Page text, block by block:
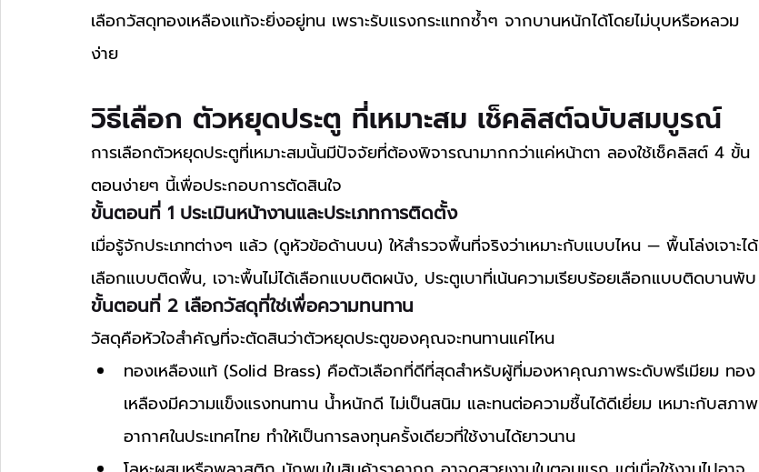
เลือกวัสดุทองเหลืองแท้จะยิ่งอยู่ทน เพราะรับแรงกระแทกซ้ำๆ จากบานหนักได้โดยไม่บุบหรือหลวม
ง่าย
วิธีเลือก ตัวหยุดประตู ที่เหมาะสม เช็คลิสต์ฉบับสมบูรณ์
การเลือกตัวหยุดประตูที่เหมาะสมนั้นมีปัจจัยที่ต้องพิจารณามากกว่าแค่หน้าตา ลองใช้เช็คลิสต์ 4 ขั้น
ตอนง่ายๆ นี้เพื่อประกอบการตัดสินใจ
ขั้นตอนที่ 1 ประเมินหน้างานและประเภทการติดตั้ง
เมื่อรู้จักประเภทต่างๆ แล้ว (ดูหัวข้อด้านบน) ให้สำรวจพื้นที่จริงว่าเหมาะกับแบบไหน — พื้นโล่งเจาะได้
เลือกแบบติดพื้น, เจาะพื้นไม่ได้เลือกแบบติดผนัง, ประตูเบาที่เน้นความเรียบร้อยเลือกแบบติดบานพับ
ขั้นตอนที่ 2 เลือกวัสดุที่ใช่เพื่อความทนทาน
วัสดุคือหัวใจสำคัญที่จะตัดสินว่าตัวหยุดประตูของคุณจะทนทานแค่ไหน
ทองเหลืองแท้ (Solid Brass) คือตัวเลือกที่ดีที่สุดสำหรับผู้ที่มองหาคุณภาพระดับพรีเมียม ทอง
เหลืองมีความแข็งแรงทนทาน น้ำหนักดี ไม่เป็นสนิม และทนต่อความชื้นได้ดีเยี่ยม เหมาะกับสภาพ
อากาศในประเทศไทย ทำให้เป็นการลงทุนครั้งเดียวที่ใช้งานได้ยาวนาน